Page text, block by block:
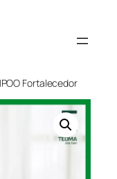
Fortalecedor